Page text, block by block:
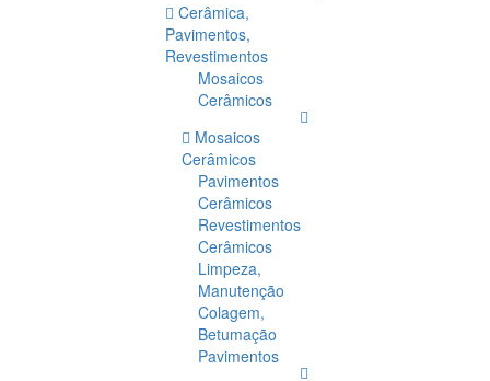
Cerâmica,
Pavimentos,
Revestimentos
Mosaicos
Cerâmicos
Mosaicos
Cerâmicos
Pavimentos
Cerâmicos
Revestimentos
Cerâmicos
Limpeza,
Manutenção
Colagem,
Betumação
Pavimentos